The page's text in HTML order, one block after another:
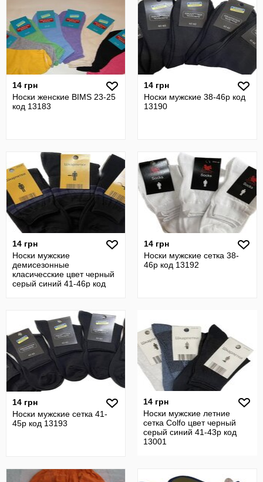
14 грн
Носки женские BIMS 23-25
код 13183
14 грн
Носки мужские 38-46р код
13190
14 грн
Носки мужские
демисезонные
класичесские цвет черный
серый синий 41-46р код
14 грн
Носки мужские сетка 38-
46р код 13192
14 грн
Носки мужские сетка 41-
45р код 13193
14 грн
Носки мужские летние
сетка Colfo цвет черный
серый синий 41-43р код
13001